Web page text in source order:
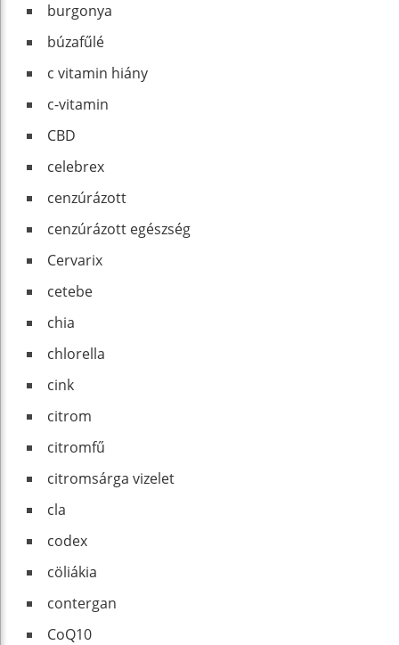
burgonya
búzafűlé
c vitamin hiány
c-vitamin
CBD
celebrex
cenzúrázott
cenzúrázott egészség
Cer­va­rix
cetebe
chia
chlorella
cink
citrom
citromfű
citromsárga vizelet
cla
codex
cöliákia
contergan
CoQ10